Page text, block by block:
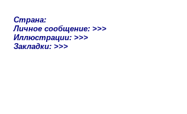
Страна:
Личное сообщение: >>>
Иллюстрации: >>>
Закладки: >>>